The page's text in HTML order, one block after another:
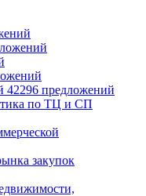
42296 предложений
по ТЦ и СП
закупок